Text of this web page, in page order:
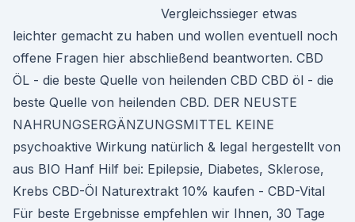
Vergleichssieger etwas
leichter gemacht zu haben und wollen eventuell noch
offene Fragen hier abschließend beantworten. CBD
ÖL - die beste Quelle von heilenden CBD CBD öl - die
beste Quelle von heilenden CBD. DER NEUSTE
NAHRUNGSERGÄNZUNGSMITTEL KEINE
psychoaktive Wirkung natürlich & legal hergestellt von
aus BIO Hanf Hilf bei: Epilepsie, Diabetes, Sklerose,
Krebs CBD-Öl Naturextrakt 10% kaufen - CBD-Vital
Für beste Ergebnisse empfehlen wir Ihnen, 30 Tage